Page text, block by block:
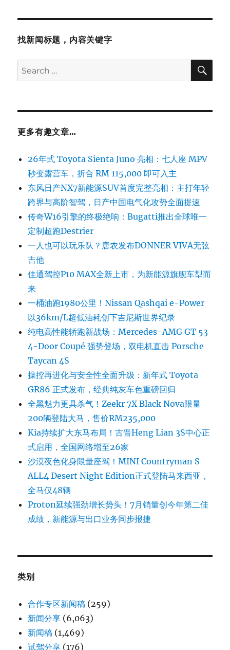
找新闻标题，内容关键字
Search
for:
更多有趣文章…
26年式 Toyota Sienta Juno 亮相：七人座 MPV
秒变露营车，折合 RM 115,000 即可入主
东风日产NX7新能源SUV首度完整亮相：主打年轻
跨界与高阶智驾，日产中国电气化攻势全面提速
传奇W16引擎的终极绝响：Bugatti推出全球唯一
定制超跑Destrier
一人也可以玩乐队？唐农发布DONNER VIVA无弦
吉他
佳通驾控P10 MAX全新上市，为新能源旗舰车型而
来
一桶油跑1980公里！Nissan Qashqai e-Power
以36km/L超低油耗创下吉尼斯世界纪录
纯电高性能轿跑新战场：Mercedes-AMG GT 53
4-Door Coupé 强势登场，双电机直击 Porsche
Taycan 4S
操控再进化与安全性全面升级：新年式 Toyota
GR86 正式发布，经典纯灰车色重磅回归
全黑魅力更具杀气！Zeekr 7X Black Nova限量
200辆登陆大马，售价RM235,000
Kia持续扩大东马布局！古晋Heng Lian 3S中心正
式启用，全国网络增至26家
沙漠夜色化身限量座驾！MINI Countryman S
ALL4 Desert Night Edition正式登陆马来西亚，
全马仅48辆
Proton延续强劲增长势头！7月销量创今年第二佳
成绩，新能源与出口业务同步报捷
类别
合作专区新闻稿 (259)
新闻分享 (6,063)
新闻稿 (1,469)
试驾分享 (176)